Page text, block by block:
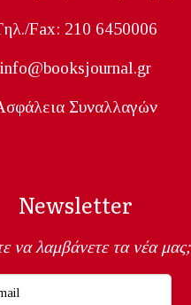
Fax: 210 6450006
info@booksjournal.gr
Συναλλαγών
Newsletter
να λαμβάνετε τα νέα μας;